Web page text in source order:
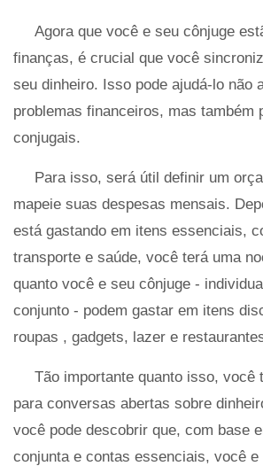
Agora que você e seu cônjuge
finanças, é crucial que você
seu dinheiro. Isso pode ajudá-lo não
problemas financeiros, mas também
conjugais.
Para isso, será útil definir um
mapeie suas despesas mensais.
está gastando em itens essenciais,
transporte e saúde, você terá uma
quanto você e seu cônjuge -
conjunto - podem gastar em itens
roupas , gadgets, lazer e
Tão importante quanto isso, você
para conversas abertas sobre
você pode descobrir que, com base
conjunta e contas essenciais, você